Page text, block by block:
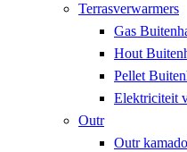
Terrasverwarmers
Gas
Hout
Pellet
Elektriciteit
Outr
Outr kamado